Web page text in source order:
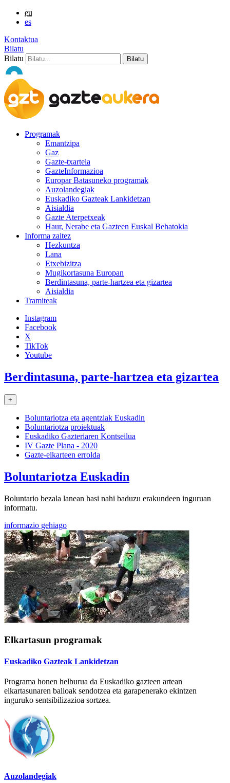
eu
es
Kontaktua
Bilatu
Bilatu
Programak
Emantzipa
Gaz
Gazte-txartela
GazteInformazioa
Europar Batasuneko programak
Auzolandegiak
Euskadiko Gazteak Lankidetzan
Aisialdia
Gazte Aterpetxeak
Haur, Nerabe eta Gazteen Euskal Behatokia
Informa zaitez
Hezkuntza
Lana
Etxebizitza
Mugikortasuna Europan
Berdintasuna, parte-hartzea eta gizartea
Aisialdia
Tramiteak
Instagram
Facebook
X
TikTok
Youtube
Berdintasuna, parte-hartzea eta gizartea
+
Boluntariotza eta agentziak Euskadin
Boluntariotza proiektuak
Euskadiko Gazteriaren Kontseilua
IV Gazte Plana - 2020
Gazte-elkarteen errolda
Boluntariotza Euskadin
Boluntario bezala lanean hasi nahi baduzu erakundeen inguruan
informatu.
informazio gehiago
Elkartasun programak
Euskadiko Gazteak Lankidetzan
Programa honen helburua da Euskadiko gazteen artean
elkartasunaren balioak sendotzea eta garapenerako ekintzen
inguruko sentsibilizazioa sortzea.
Auzolandegiak